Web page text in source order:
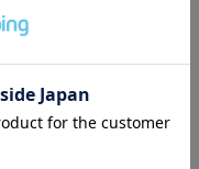
リーズ」